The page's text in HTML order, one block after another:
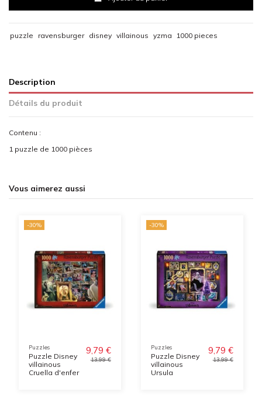
puzzle ravensburger disney villainous yzma 1000 pieces
Description
Détails du produit
Contenu :
1 puzzle de 1000 pièces
Vous aimerez aussi
-30%
Puzzles
Puzzle Disney
villainous
Cruella d'enfer
9,79 €
13,99 €
-30%
Puzzles
Puzzle Disney
villainous
Ursula
9,79 €
13,99 €